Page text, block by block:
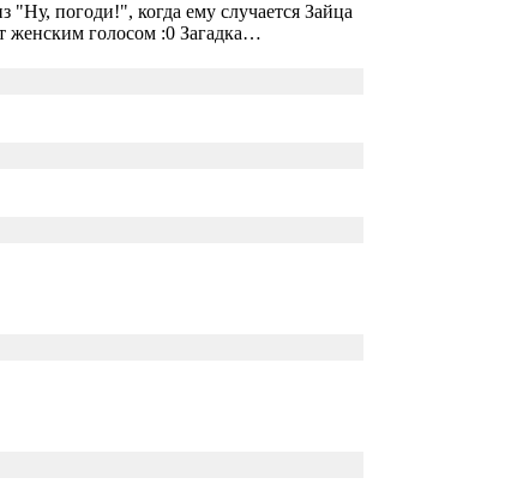
погоди!", когда ему случается Зайца
женским голосом :0 Загадка…